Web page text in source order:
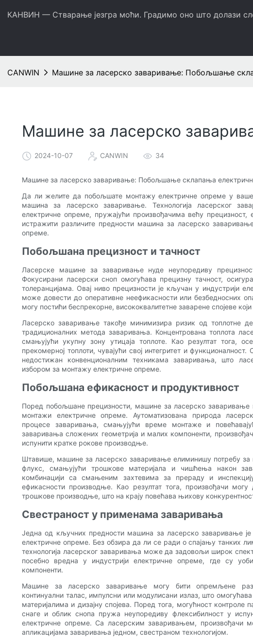
КАНВИН — Стварање језгра моћи. Градимо оно што долази
CANWIN Машине за ласерско заваривање: Побољшање
Машине за ласерско
2024-10-07 CANWIN 34
Машине за ласерско заваривање: Побољшање склапања
Да ли желите да побољшате монтажу електричне опреме у
машина за ласерско заваривање. Технологија ласерског
електричне опреме, пружајући произвођачима већу
истражити различите предности машина за ласерско
опреме.
Побољшана прецизност и тачност
Ласерске машине за заваривање нуде неупоредиву
Фокусирани ласерски сноп омогућава прецизну тачност,
толеранцијама. Овај ниво прецизности је кључан у индустрији
може довести до оперативне неефикасности или безбедносних
могу постићи беспрекорне, висококвалитетне заварене спојеве
Ласерско заваривање такође минимизира ризик од топлотне
традиционалних метода заваривања. Концентрована топлота
смањујући укупну зону утицаја топлоте. Као резултат тога,
прекомерној топлоти, чувајући свој интегритет и
недостижан конвенционалним техникама заваривања, што
избором за монтажу електричне опреме.
Побољшана ефикасност и продуктивност
Поред побољшане прецизности, машине за ласерско
монтажи електричне опреме. Аутоматизована природа
процесе заваривања, смањујући време монтаже и
заваривања сложених геометрија и малих компоненти,
испунити кратке рокове производње.
Штавише, машине за ласерско заваривање елиминишу потребу
флукс, смањујући трошкове материјала и чишћења након
комбинацији са смањеним захтевима за прераду и
ефикасности производње. Као резултат тога, произвођачи
трошкове производње, што на крају повећава њихову
Свестраност у применама заваривања
Једна од кључних предности машина за ласерско заваривање
електричне опреме. Без обзира да ли се ради о спајању танких
технологија ласерског заваривања може да задовољи широк
посебно вредна у индустрији електричне опреме, где су
компоненти.
Машине за ласерско заваривање могу бити опремљене
континуални талас, импулсни или модулисани излаз, што
материјалима и дизајну спојева. Поред тога, могућност
снаге и облик снопа пружа неупоредиву флексибилност у
електричне опреме. Са ласерским заваривањем, произвођачи
апликацијама заваривања једном, свестраном технологијом.